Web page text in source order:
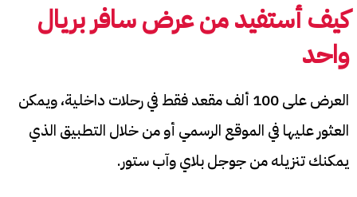
كيف أستفيد منعرض سافر بريال
واحد
العرض على 100 ألف مقعد فقط في رحلات داخلية، ويمكن
العثور عليها في الموقع الرسمي أو من خلال التطبيق الذي
يمكنك تنزيله من جوجل بلاي وآب ستور.